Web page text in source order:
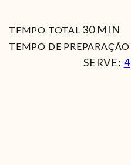
TEMPO TOTAL 30MIN
MIN
TEMPO DE PREPARAÇÃO
SERVE: 4